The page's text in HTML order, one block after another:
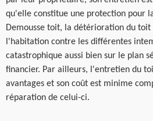
qu'elle constitue une protection pour
Demousse toit, la détérioration du
l'habitation contre les différentes
catastrophique aussi bien sur le plan
financier. Par ailleurs, l'entretien du
avantages et son coût est minime
réparation de celui-ci.